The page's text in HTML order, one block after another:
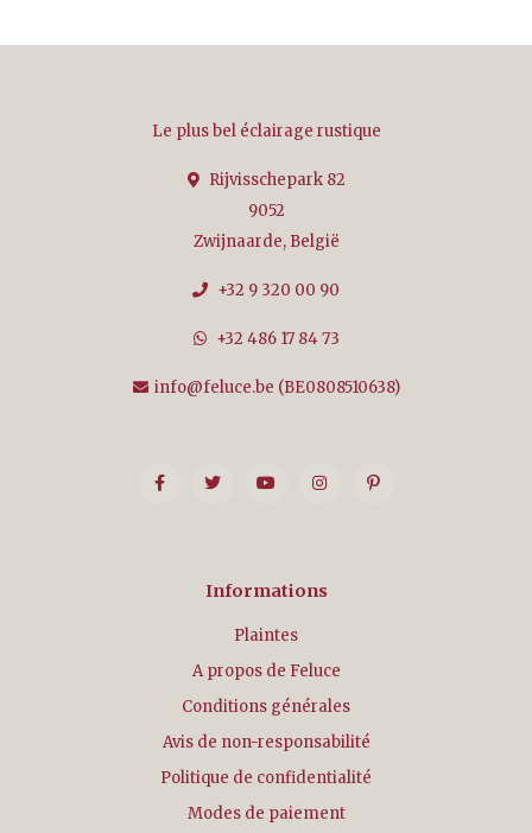
Le plus bel éclairage rustique
Rijvisschepark 82
9052
Zwijnaarde, België
+32 9 320 00 90
+32 486 17 84 73
info@feluce.be (BE0808510638)
Informations
Plaintes
A propos de Feluce
Conditions générales
Avis de non-responsabilité
Politique de confidentialité
Modes de paiement